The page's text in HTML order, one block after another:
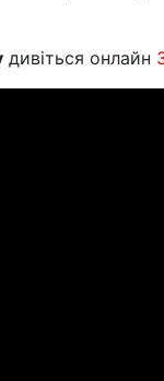
дивіться онлайн